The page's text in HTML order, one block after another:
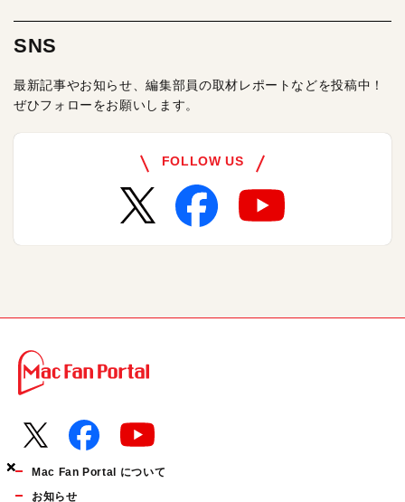
×
×
×
SNS
最新記事やお知らせ、編集部員の取材レポートなどを投稿中！
ぜひフォローをお願いします。
FOLLOW US
Mac Fan Portal について
お知らせ